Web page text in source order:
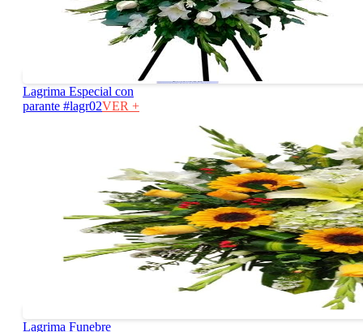
Lagrima Especial con
parante #lagr02VER +
Lagrima Funebre